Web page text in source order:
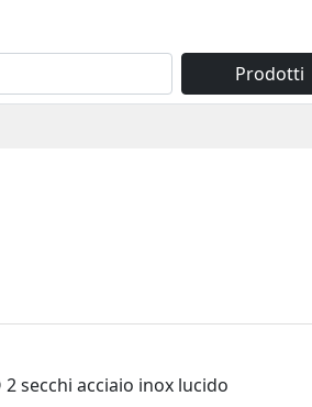
Prodotti
secchi acciaio inox lucido